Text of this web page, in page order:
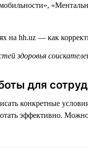
здоровья
для
конкретные
эффективно.